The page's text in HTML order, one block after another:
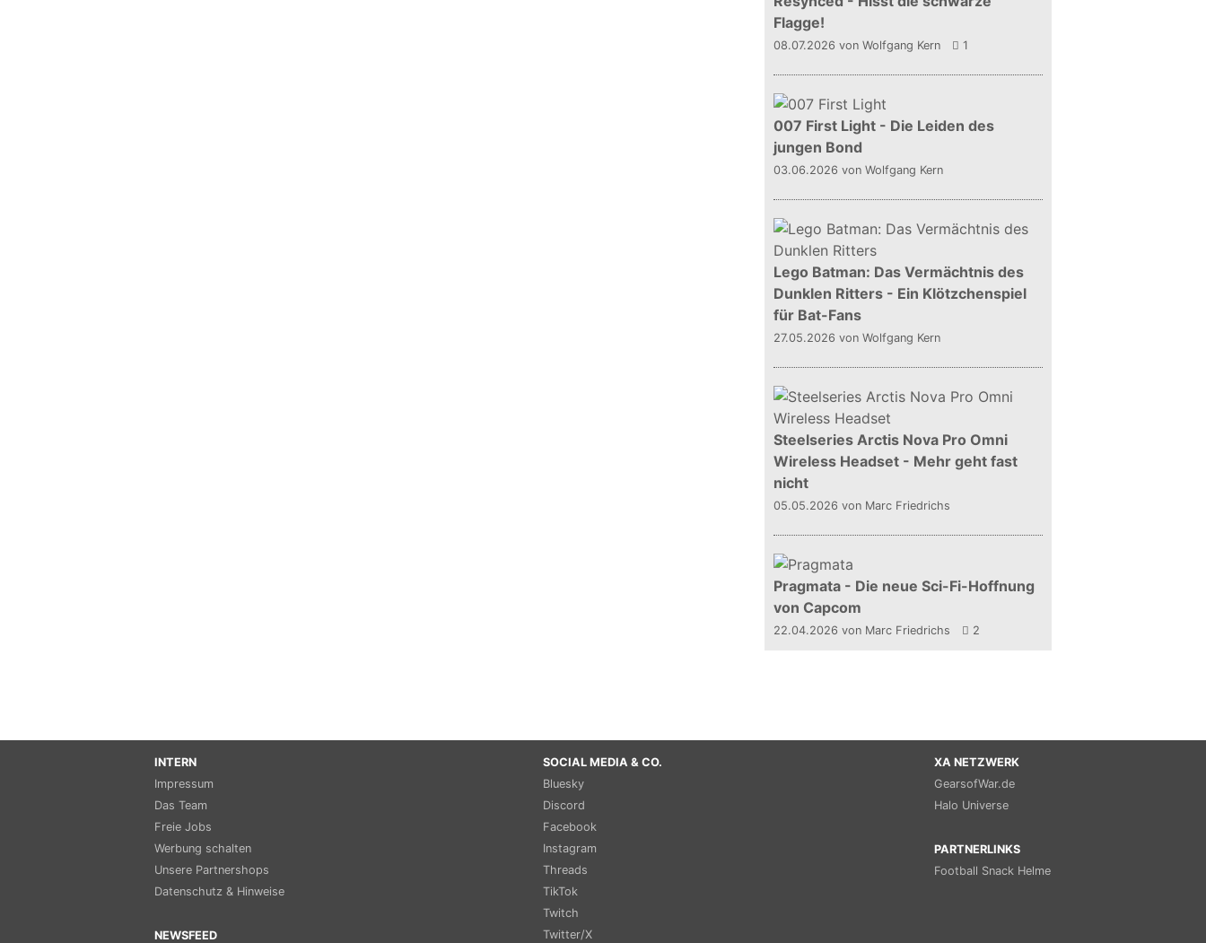
Flagge!
08.07.2026 von Wolfgang Kern 1
007 First Light - Die Leiden des
jungen Bond
03.06.2026 von Wolfgang Kern
Lego Batman: Das Vermächtnis des
Dunklen Ritters - Ein Klötzchenspiel
für Bat-Fans
27.05.2026 von Wolfgang Kern
Steelseries Arctis Nova Pro Omni
Wireless Headset - Mehr geht fast
nicht
05.05.2026 von Marc Friedrichs
Pragmata - Die neue Sci-Fi-Hoffnung
von Capcom
22.04.2026 von Marc Friedrichs 2
INTERN
Impressum
Das Team
Freie Jobs
Werbung schalten
Unsere Partnershops
Datenschutz & Hinweise
NEWSFEED
SOCIAL MEDIA & CO.
Bluesky
Discord
Facebook
Instagram
Threads
TikTok
Twitch
Twitter/X
XA NETZWERK
GearsofWar.de
Halo Universe
PARTNERLINKS
Football Snack Helme